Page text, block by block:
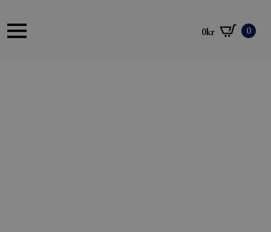
0kr 0